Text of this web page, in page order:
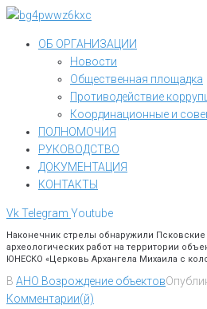
Перейти
контентуОБ ОРГАНИЗАЦИИ
Новости
Общественная площадка
Противодействие
Координационные и
ПОЛНОМОЧИЯ
РУКОВОДСТВО
ДОКУМЕНТАЦИЯ
КОНТАКТЫ
VkTelegram Youtube
Наконечник стрелы обнаружили
археологических работ на территории
ЮНЕСКО «Церковь Архангела Михаила с
В АНО Возрождение объектов
Комментарии(й)